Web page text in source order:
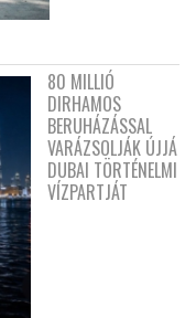
80 MILLIÓ
DIRHAMOS
BERUHÁZÁSSAL
VARÁZSOLJÁK ÚJJÁ
DUBAI TÖRTÉNELMI
VÍZPARTJÁT